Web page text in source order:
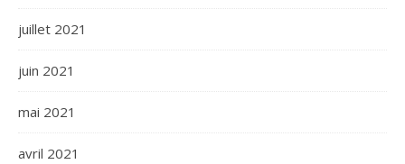
juillet 2021
juin 2021
mai 2021
avril 2021